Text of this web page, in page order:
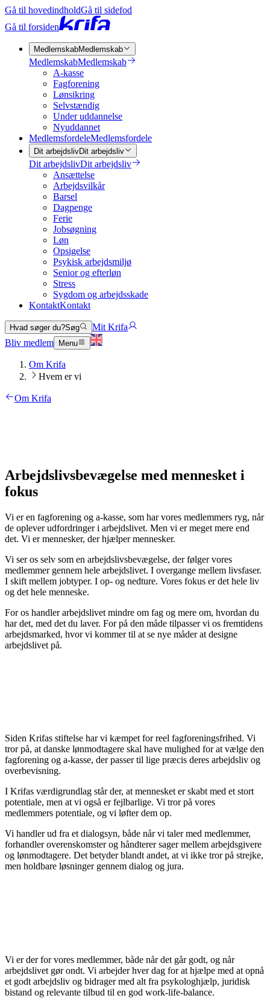
Gå til hovedindholdGå til sidefod
Gå til forsiden
MedlemskabMedlemskab
MedlemskabMedlemskab
A-kasse
Fagforening
Lønsikring
Selvstændig
Under uddannelse
Nyuddannet
MedlemsfordeleMedlemsfordele
Dit arbejdslivDit arbejdsliv
Dit arbejdslivDit arbejdsliv
Ansættelse
Arbejdsvilkår
Barsel
Dagpenge
Ferie
Jobsøgning
Løn
Opsigelse
Psykisk arbejdsmiljø
Senior og efterløn
Stress
Sygdom og arbejdsskade
KontaktKontakt
Hvad søger du?Søg
Mit Krifa
Bliv medlem
Menu
Om Krifa
Hvem er vi
Om Krifa
Arbejdslivsbevægelse med mennesket i
fokus
Vi er en fagforening og a-kasse, som har vores medlemmers ryg, når
de oplever udfordringer i arbejdslivet. Men vi er meget mere end
det. Vi er mennesker, der hjælper mennesker.
Vi ser os selv som en arbejdslivsbevægelse, der følger vores
medlemmer gennem hele arbejdslivet. I overgange mellem livsfaser.
I skift mellem jobtyper. I op- og nedture. Vores fokus er det hele liv
og det hele menneske.
For os handler arbejdslivet mindre om fag og mere om, hvordan du
har det, med det du laver. For på den måde tilpasser vi os fremtidens
arbejdsmarked, hvor vi kommer til at se nye måder at designe
arbejdslivet på.
Siden Krifas stiftelse har vi kæmpet for reel fagforeningsfrihed. Vi
tror på, at danske lønmodtagere skal have mulighed for at vælge den
fagforening og a-kasse, der passer til lige præcis deres arbejdsliv og
overbevisning.
I Krifas værdigrundlag står der, at mennesket er skabt med et stort
potentiale, men at vi også er fejlbarlige. Vi tror på vores
medlemmers potentiale, og vi løfter dem op.
Vi handler ud fra et dialogsyn, både når vi taler med medlemmer,
forhandler overenskomster og håndterer sager mellem arbejdsgivere
og lønmodtagere. Det betyder blandt andet, at vi ikke tror på strejke,
men holdbare løsninger gennem dialog og jura.
Vi er der for vores medlemmer, både når det går godt, og når
arbejdslivet gør ondt. Vi arbejder hver dag for at hjælpe med at opnå
et godt arbejdsliv og bidrager med alt fra psykologhjælp, juridisk
bistand og relevante tilbud til en god work-life-balance.